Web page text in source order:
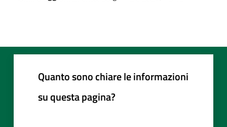
Quanto sono chiare le informazioni
su questa pagina?